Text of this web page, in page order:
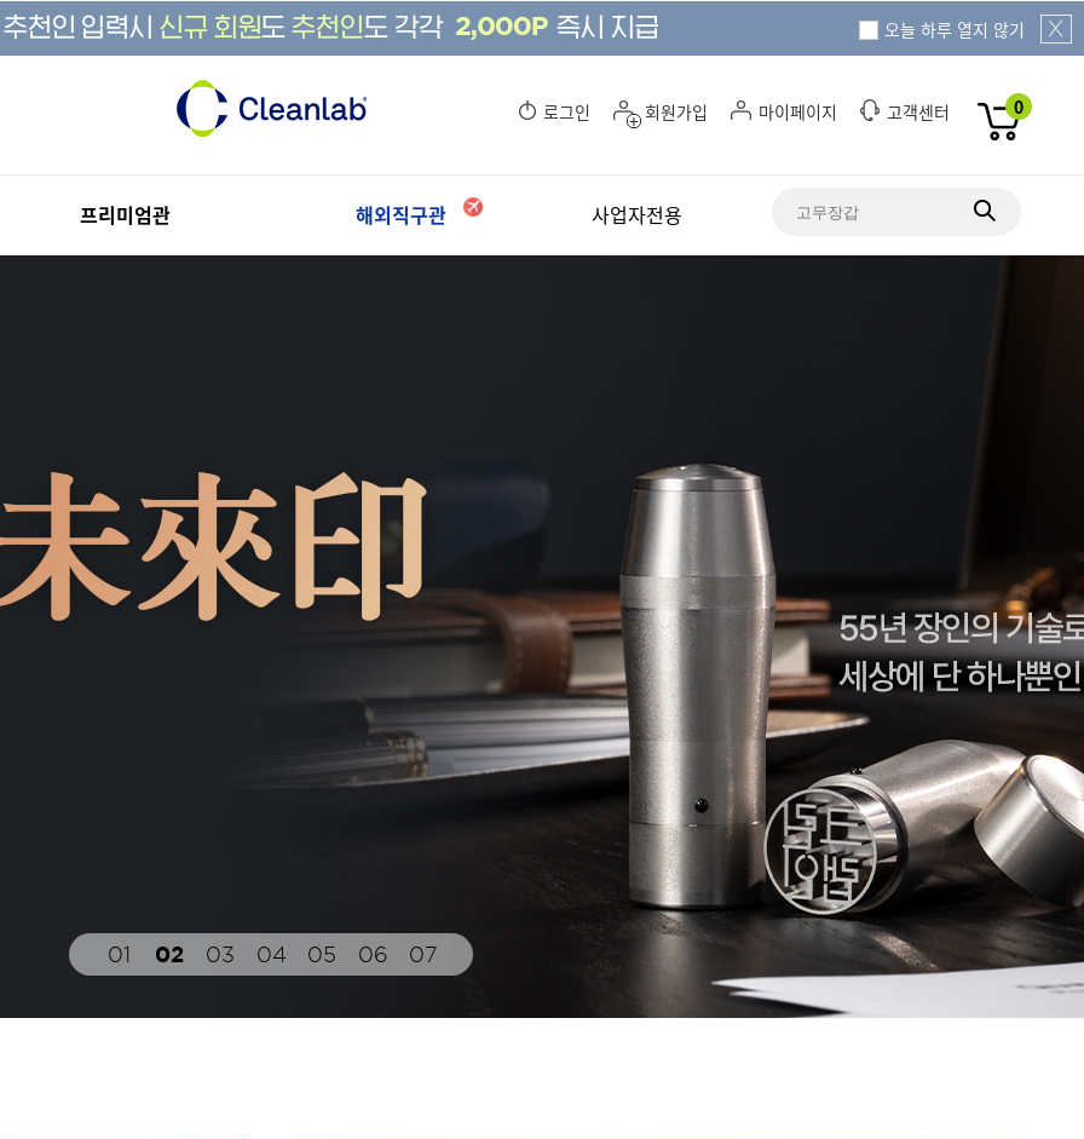
오늘 하루 열지 않기
로그인 회원가입 마이페이지 고객센터 0
CLEANLAB SELECT
해외직구관 사업자전용
01 02 03 04 05 06 07